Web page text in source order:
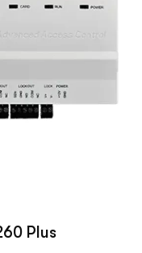
Plus